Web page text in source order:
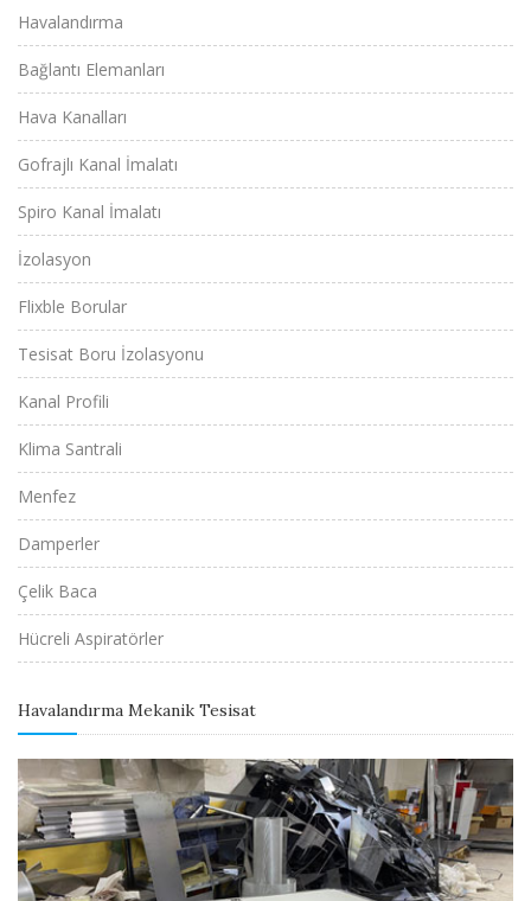
Havalandırma
Bağlantı Elemanları
Hava Kanalları
Gofrajlı Kanal İmalatı
Spiro Kanal İmalatı
İzolasyon
Flixble Borular
Tesisat Boru İzolasyonu
Kanal Profili
Klima Santrali
Menfez
Damperler
Çelik Baca
Hücreli Aspiratörler
Havalandırma Mekanik Tesisat